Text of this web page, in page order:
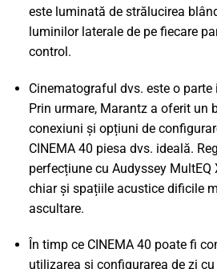
este luminată de strălucirea
luminilor laterale de pe fiecare
control.
Cinematograful dvs. este o
Prin urmare, Marantz a oferit un
conexiuni și opțiuni de
CINEMA 40 piesa dvs. ideală.
perfecțiune cu Audyssey
chiar și spațiile acustice dificile
ascultare.
În timp ce CINEMA 40 poate fi
utilizarea și configurarea de zi